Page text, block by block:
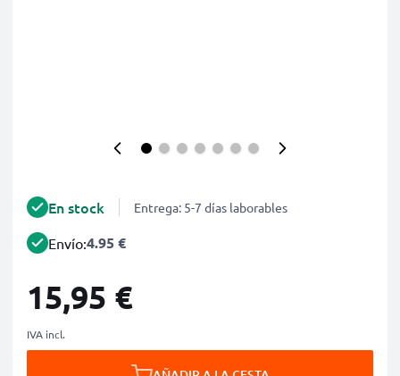
En stock Entrega: 5-7 días laborables
Envío:4.95 €
15,95 €
IVA incl.